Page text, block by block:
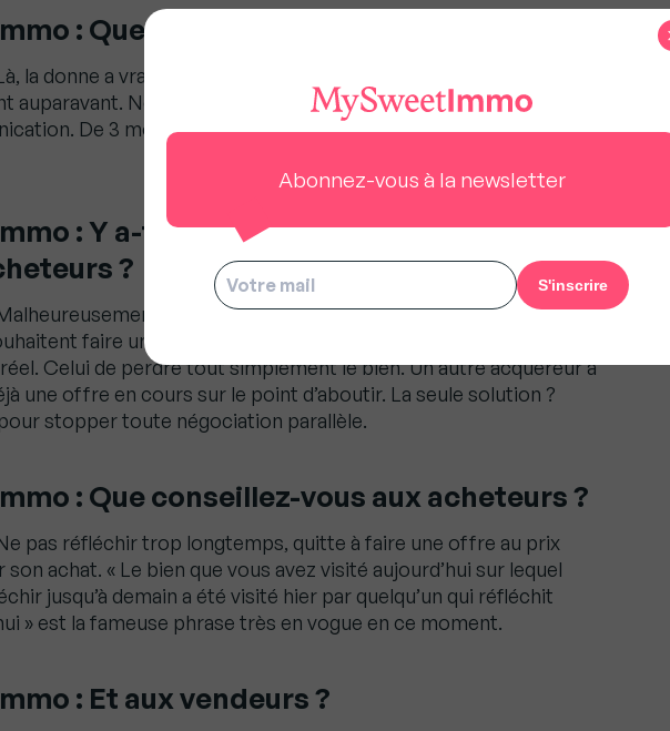
: Quel est le délai de vente moyen ?
la donne a vraiment changé. A
auparavant. Nous avons parfois vendu des biens sans même
De 3 mois, nous sommes sur des délais moyens de 2
: Y a-t-il une marge de négociation
?
les acquéreurs rentrent dans la fosse aux lions
faire une proposition d’achat. Le risque d’entamer une
Celui de perdre tout simplement le bien. Un autre acquéreur a
une offre en cours sur le point d’aboutir. La seule solution ?
stopper toute négociation parallèle.
: Que conseillez-vous aux acheteurs ?
pas réfléchir trop longtemps, quitte à faire une offre au prix
son achat. « Le bien que vous avez visité aujourd’hui sur lequel
jusqu’à demain a été visité hier par quelqu’un qui réfléchit
» est la fameuse phrase très en vogue en ce moment.
: Et aux vendeurs ?
Abonnez-vous à la newsletter